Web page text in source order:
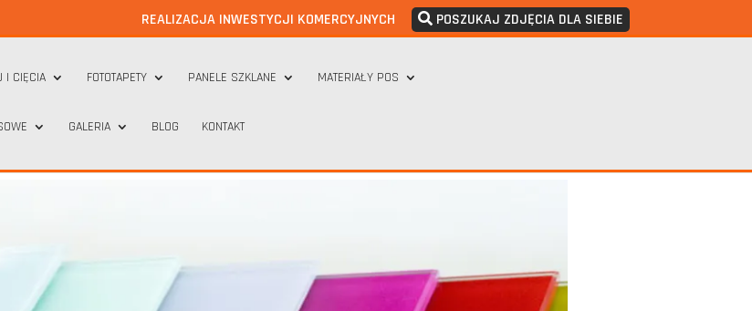
REALIZACJA INWESTYCJI KOMERCYJNYCH POSZUKAJ ZDJĘCIA DLA SIEBIE
I CIĘCIA FOTOTAPETY PANELE SZKLANE MATERIAŁY POS
GALERIA BLOG KONTAKT